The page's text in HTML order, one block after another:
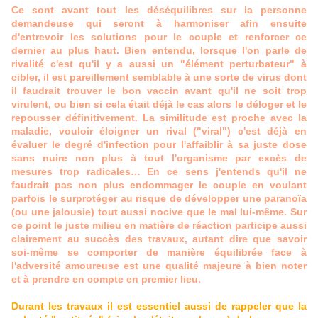
Ce sont avant tout les déséquilibres sur la personne
demandeuse qui seront à harmoniser afin ensuite
d'entrevoir les solutions pour le couple et renforcer ce
dernier au plus haut. Bien entendu, lorsque l'on parle de
rivalité c'est qu'il y a aussi un "élément perturbateur" à
cibler, il est pareillement semblable à une sorte de virus dont
il faudrait trouver le bon vaccin avant qu'il ne soit trop
virulent, ou bien si cela était déjà le cas alors le déloger et le
repousser définitivement. La similitude est proche avec la
maladie, vouloir éloigner un rival ("viral") c'est déjà en
évaluer le degré d'infection pour l'affaiblir à sa juste dose
sans nuire non plus à tout l'organisme par excès de
mesures trop radicales… En ce sens j'entends qu'il ne
faudrait pas non plus endommager le couple en voulant
parfois le surprotéger au risque de développer une paranoïa
(ou une jalousie) tout aussi nocive que le mal lui-même. Sur
ce point le juste milieu en matière de réaction participe aussi
clairement au succès des travaux, autant dire que savoir
soi-même se comporter de manière équilibrée face à
l'adversité amoureuse est une qualité majeure à bien noter
et à prendre en compte en premier lieu.
Durant les travaux il est essentiel aussi de rappeler que la